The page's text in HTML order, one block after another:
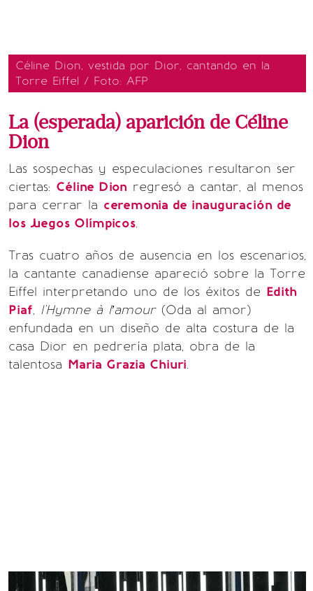
Céline Dion, vestida por Dior, cantando en la
Torre Eiffel / Foto: AFP
La (esperada) aparición de Céline
Dion
Las sospechas y especulaciones resultaron ser
ciertas: Céline Dion regresó a cantar, al menos
para cerrar la ceremonia de inauguración de
los Juegos Olímpicos.
Tras cuatro años de ausencia en los escenarios,
la cantante canadiense apareció sobre la Torre
Eiffel interpretando uno de los éxitos de Edith
Piaf, l'Hymne à l’amour(Oda al amor)
enfundada en un diseño de alta costura de la
casa Dior en pedrería plata, obra de la
talentosa Maria Grazia Chiuri.